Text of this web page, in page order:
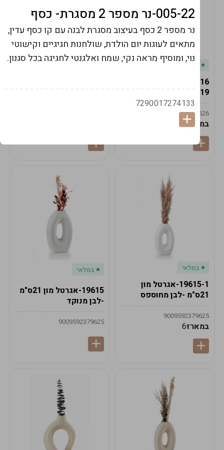
במלאי
19ס"מ -קרם
9009492379626
במארז6
במלאי
19615-1-אגרטל מון
21ס"מ -לבן מחוספס
9009592379625
במארז6
במלאי
19615-אגרטל מון 21ס"מ
-לבן מנוקד
9009592379625
005-22-נר מספר 2 מסגרת- כסף
נר מספר 2 כסף בעיצוב מסגרת לבנה עם קו כסף עדין,
מתאים לעוגות יום הולדת, שולחנות חגיגיים וקישוטי
נוי, ומוסיף מראה נקי, שמח ואלגנטי לחגיגה בכל סגנון.
7290017274133